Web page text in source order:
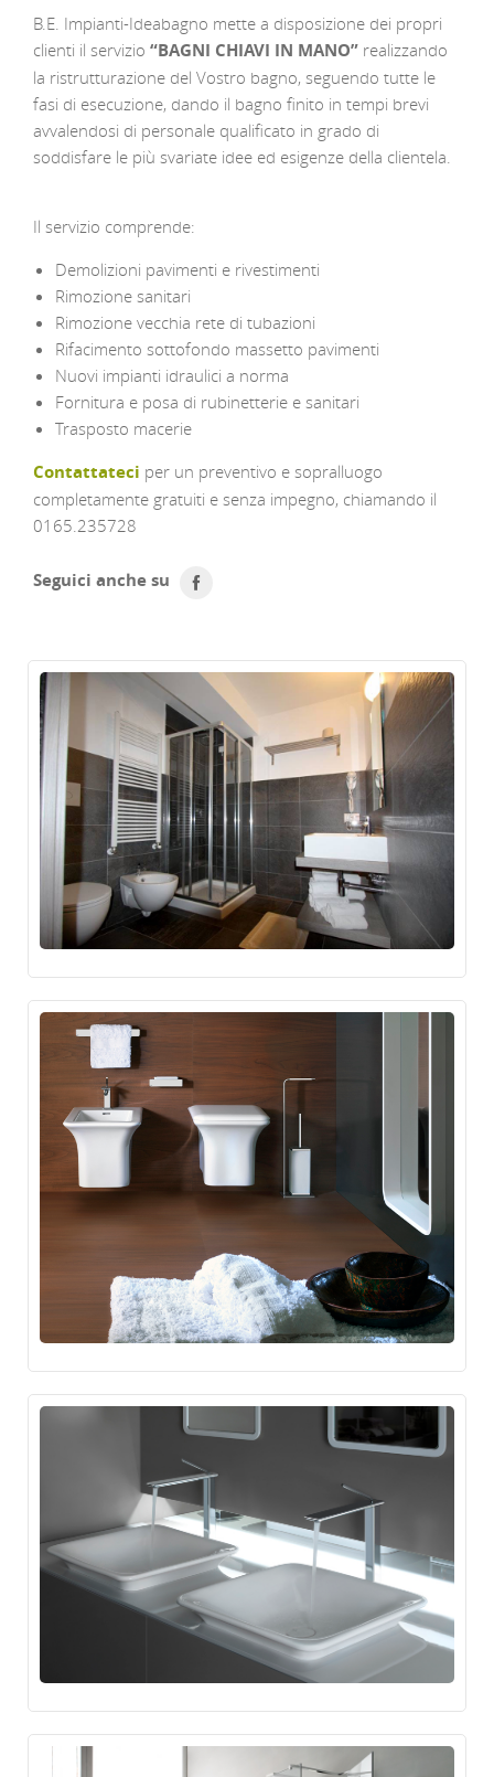
B.E. Impianti-Ideabagno mette a disposizione dei propri
clienti il servizio “BAGNI CHIAVI IN MANO” realizzando
la ristrutturazione del Vostro bagno, seguendo tutte le
fasi di esecuzione, dando il bagno finito in tempi brevi
avvalendosi di personale qualificato in grado di
soddisfare le più svariate idee ed esigenze della clientela.
Il servizio comprende:
Demolizioni pavimenti e rivestimenti
Rimozione sanitari
Rimozione vecchia rete di tubazioni
Rifacimento sottofondo massetto pavimenti
Nuovi impianti idraulici a norma
Fornitura e posa di rubinetterie e sanitari
Trasposto macerie
Contattateci per un preventivo e sopralluogo
completamente gratuiti e senza impegno, chiamando il
0165.235728
Seguici anche su